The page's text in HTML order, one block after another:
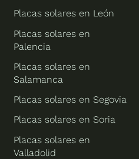
Placas solares en León
Placas solares en
Palencia
Placas solares en
Salamanca
Placas solares en Segovia
Placas solares en Soria
Placas solares en
Valladolid